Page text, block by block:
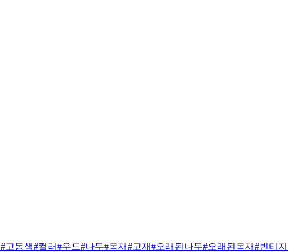
#고동색#컬러#우드#나무#목재#고재#오래된나무#오래된목재#빈티지